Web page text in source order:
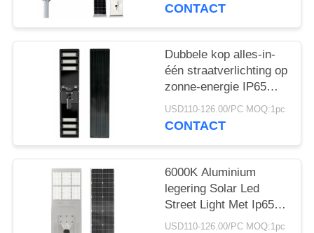
CONTACT
Dubbele kop alles-in-
één straatverlichting op
zonne-energie IP65
170LM/W SMD5050
USD110-126.00/PC MOQ:1pc
CONTACT
6000K Aluminium
legering Solar Led
Street Light Met Ip65
Waterdichtheid
USD110-126.00/PC MOQ:1pc